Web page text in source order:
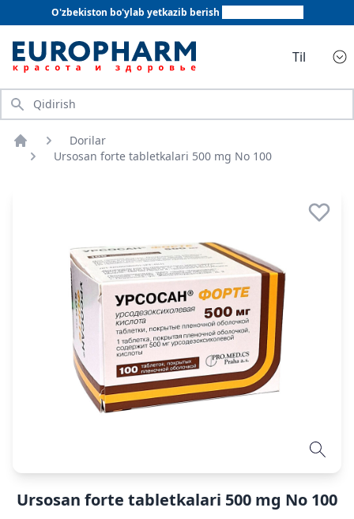
O'zbekiston bo'ylab yetkazib berish
Til
Qidirish
Bosh sahifa
Dorilar
Ursosan forte tabletkalari 500 mg No 100
Ursosan forte tabletkalari 500 mg No 100